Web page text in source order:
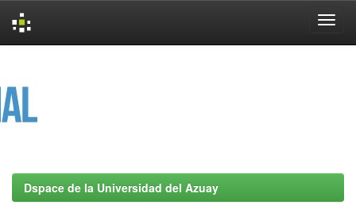
Dspace de la Universidad del Azuay